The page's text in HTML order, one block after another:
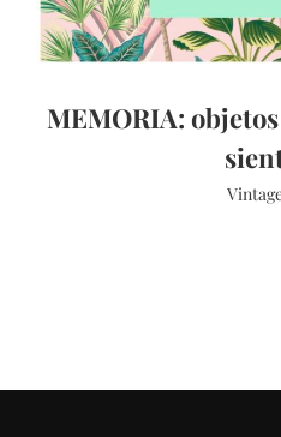
MEMORIA: